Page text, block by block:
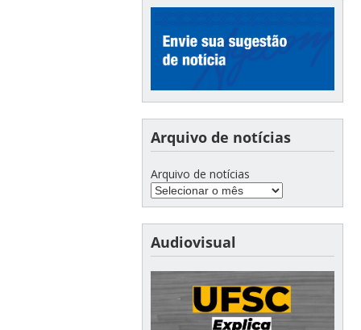
Arquivo de notícias
Arquivo de notícias
Audiovisual